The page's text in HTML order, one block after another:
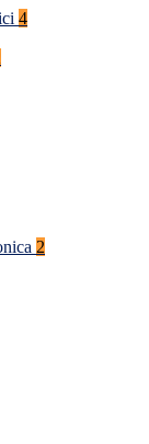
4
2